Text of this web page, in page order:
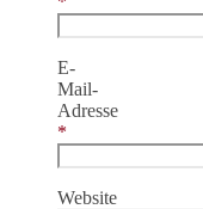
E-
Mail-
Adresse
*
Website